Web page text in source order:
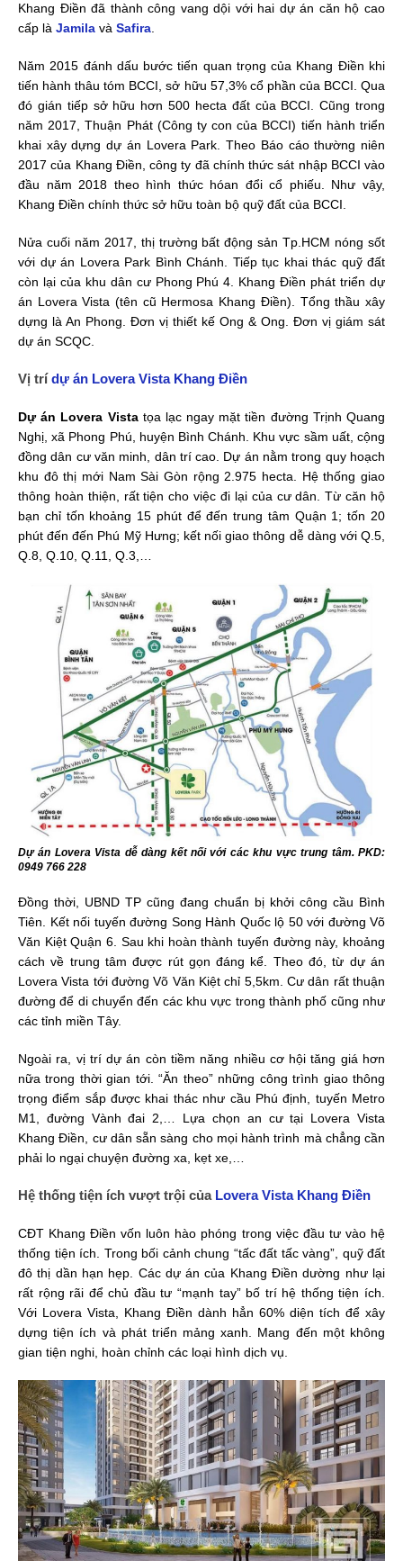
Khang Điền đã thành công vang dội với hai dự án căn hộ cao
cấp là Jamila và Safira
Năm 2015 đánh dấu bước tiến quan trọng của Khang Điền khi
tiến hành thâu tóm BCCI, sở hữu 57,3% cổ phần của BCCI. Qua
đó gián tiếp sở hữu hơn 500 hecta đất của BCCI. Cũng trong
năm 2017, Thuận Phát (Công ty con của BCCI) tiến hành triển
khai xây dựng dự án Lovera Park. Theo Báo cáo thường niên
2017 của Khang Điền, công ty đã chính thức sát nhập BCCI vào
đầu năm 2018 theo hình thức hóan đổi cổ phiếu. Như vậy,
Khang Điền chính thức sở hữu toàn bộ quỹ đất của BCCI.
Nửa cuối năm 2017, thị trường bất động sản Tp.HCM nóng sốt
với dự án Lovera Park Bình Chánh. Tiếp tục khai thác quỹ đất
còn lại của khu dân cư Phong Phú 4. Khang Điền phát triển dự
án Lovera Vista (tên cũ Hermosa Khang Điền). Tổng thầu xây
dựng là An Phong. Đơn vị thiết kế Ong & Ong. Đơn vị giám sát
dự án SCQC.
Vị trídự án Lovera Vista Khang Điền
Dự án Lovera Vistatọa lạc ngay mặt tiền đường Trịnh Quang
Nghị, xã Phong Phú, huyện Bình Chánh. Khu vực sầm uất, cộng
đồng dân cư văn minh, dân trí cao. Dự án nằm trong quy hoạch
khu đô thị mới Nam Sài Gòn rộng 2.975 hecta. Hệ thống giao
thông hoàn thiện, rất tiện cho việc đi lại của cư dân. Từ căn hộ
bạn chỉ tốn khoảng 15 phút để đến trung tâm Quận 1; tốn 20
phút đến đến Phú Mỹ Hưng; kết nối giao thông dễ dàng với Q.5,
Q.8, Q.10, Q.11, Q.3,…
Dự án Lovera Vista dễ dàng kết nối với các khu vực trung tâm. PKD:
0949 766 228
Đồng thời, UBND TP cũng đang chuẩn bị khởi công cầu Bình
Tiên. Kết nối tuyến đường Song Hành Quốc lộ 50 với đường Võ
Văn Kiệt Quận 6. Sau khi hoàn thành tuyến đường này, khoảng
cách về trung tâm được rút gọn đáng kể. Theo đó, từ dự án
Lovera Vista tới đường Võ Văn Kiệt chỉ 5,5km. Cư dân rất thuận
đường để di chuyển đến các khu vực trong thành phố cũng như
các tỉnh miền Tây.
Ngoài ra, vị trí dự án còn tiềm năng nhiều cơ hội tăng giá hơn
nữa trong thời gian tới. “Ăn theo” những công trình giao thông
trọng điểm sắp được khai thác như cầu Phú định, tuyến Metro
M1, đường Vành đai 2,… Lựa chọn an cư tại Lovera Vista
Khang Điền, cư dân sẵn sàng cho mọi hành trình mà chẳng cần
phải lo ngại chuyện đường xa, kẹt xe,…
Hệ thống tiện ích vượt trội của Lovera Vista Khang Điền
CĐT Khang Điền vốn luôn hào phóng trong việc đầu tư vào hệ
thống tiện ích. Trong bối cảnh chung “tấc đất tấc vàng”, quỹ đất
đô thị dần hạn hẹp. Các dự án của Khang Điền dường như lại
rất rộng rãi để chủ đầu tư “mạnh tay” bố trí hệ thống tiện ích.
Với Lovera Vista, Khang Điền dành hẳn 60% diện tích để xây
dựng tiện ích và phát triển mảng xanh. Mang đến một không
gian tiện nghi, hoàn chỉnh các loại hình dịch vụ.